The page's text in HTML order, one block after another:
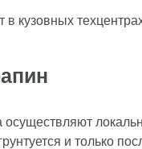
кузовных
осуществляют
и только